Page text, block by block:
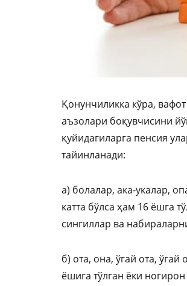
Қонунчиликка кўра,
аъзолари боқувчисини
қуйидагиларга пенсия
тайинланади:
а) болалар, ака-укалар,
катта бўлса ҳам 16 ёшга
сингиллар ва
б) ота, она, ўгай ота,
ёшига тўлган ёки